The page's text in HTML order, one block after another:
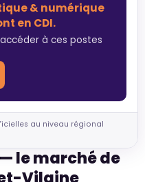
& numérique
en CDI.
à ces postes
au niveau régional
— le marché de